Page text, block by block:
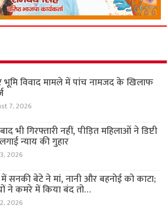
विवाद मामले में पांच नामजद के खिलाफ
7, 2026
भी गिरफ्तारी नहीं, पीड़ित महिलाओं ने डिप्टी
न्याय की गुहार
2026
सनकी बेटे ने मां, नानी और बहनोई को काटा;
ने कमरे में किया बंद तो…
2026